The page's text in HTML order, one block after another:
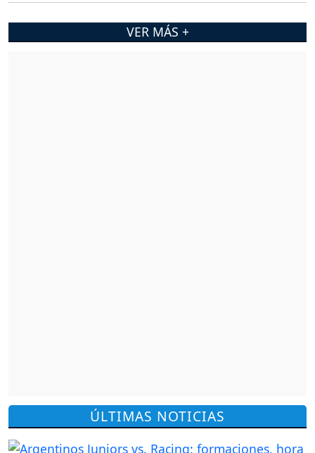
ÚLTIMAS NOTICIAS
VER MÁS +